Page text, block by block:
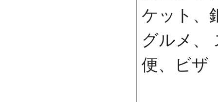
ケット、
グルメ、
便、ビザ